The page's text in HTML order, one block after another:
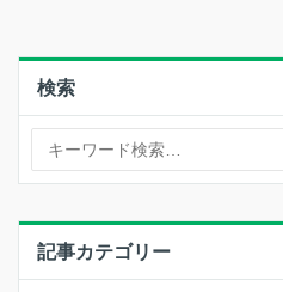
検索
記事カテゴリー